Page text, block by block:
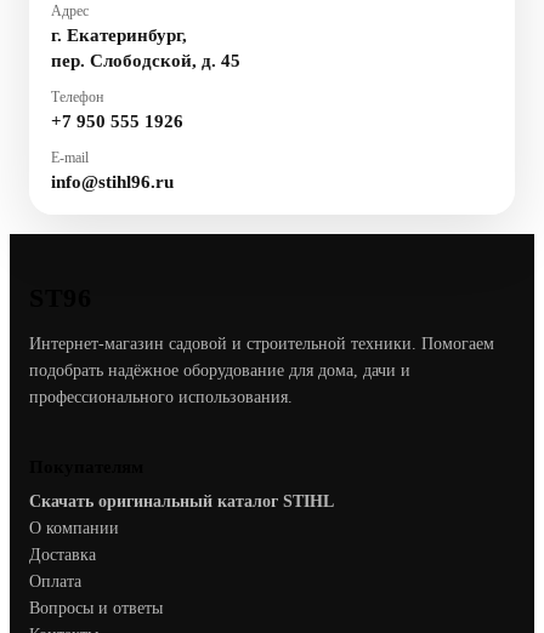
Адрес
г. Екатеринбург,
пер. Слободской, д. 45
Телефон
+7 950 555 1926
E-mail
info@stihl96.ru
Интернет-магазин садовой и строительной техники. Помогаем
подобрать надёжное оборудование для дома, дачи и
профессионального использования.
Скачать оригинальный каталог STIHL
О компании
Доставка
Оплата
Вопросы и ответы